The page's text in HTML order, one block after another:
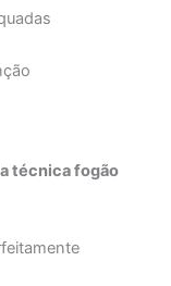
técnica fogão